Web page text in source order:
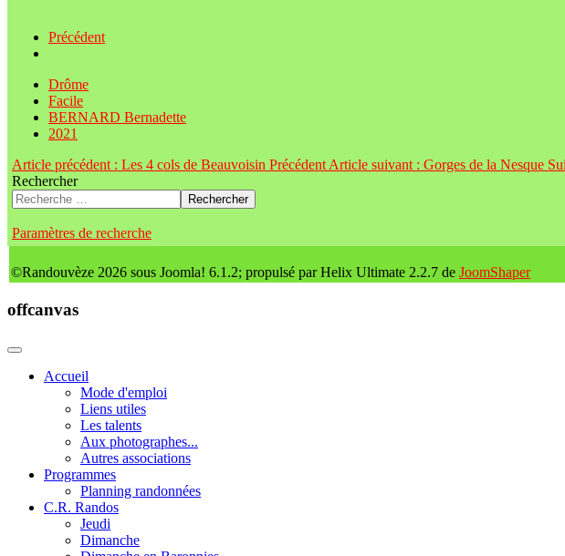
Précédent
Drôme
Facile
BERNARD Bernadette
2021
Article précédent : Les 4 cols de Beauvoisin Précédent Article suivant : Gorges de la Nesque
Rechercher
Rechercher
Paramètres de recherche
©Randouvèze 2026 sous Joomla! 6.1.2; propulsé par Helix Ultimate 2.2.7 de JoomShaper
offcanvas
Accueil
Mode d'emploi
Liens utiles
Les talents
Aux photographes...
Autres associations
Programmes
Planning randonnées
C.R. Randos
Jeudi
Dimanche